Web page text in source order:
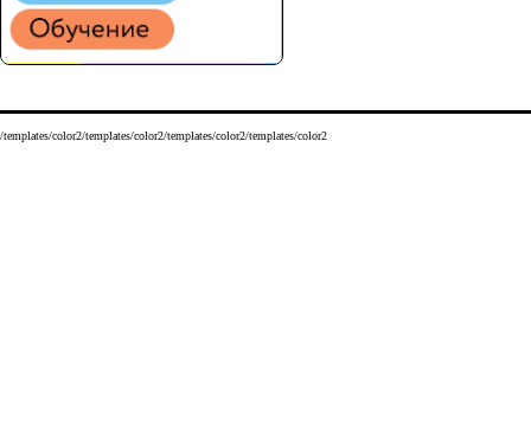
/templates/color2/templates/color2/templates/color2/templates/color2